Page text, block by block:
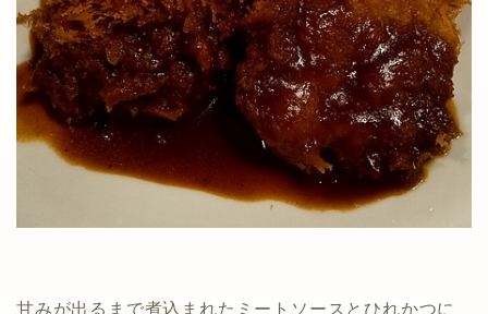
甘みが出るまで煮込まれたミートソースとひれかつに